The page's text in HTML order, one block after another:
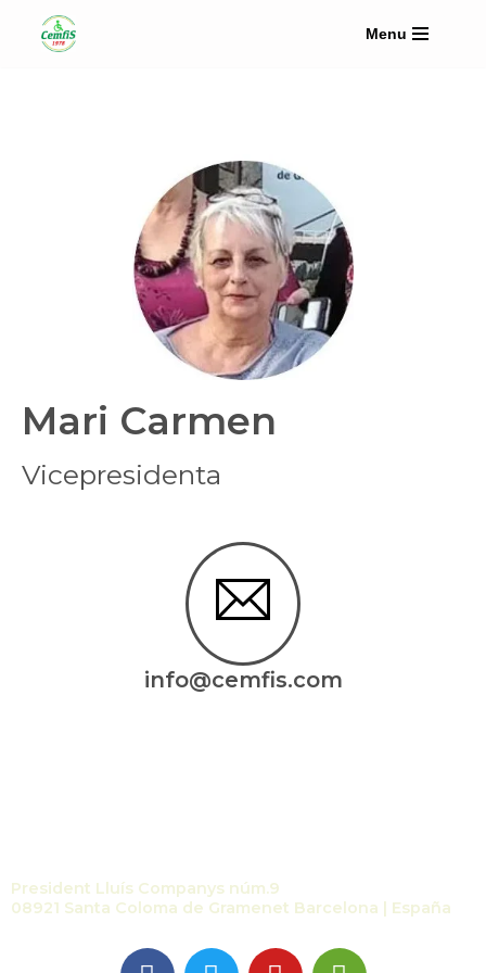
Saltar
Menu
Mari Carmen
Vicepresidenta
info@cemfis.com
President Lluís Companys núm.9
08921 Santa Coloma de Gramenet Barcelona | España